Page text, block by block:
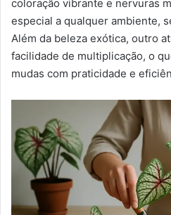
coloração vibrante e nervuras
especial a qualquer ambiente,
Além da beleza exótica, outro
facilidade de multiplicação, o
mudas com praticidade e